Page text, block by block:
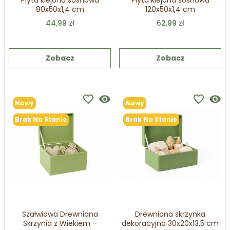
80x50x1,4 cm
44,99 zł
Zobacz
120x50x1,4 cm
62,99 zł
Zobacz
Nowy
Brak Na Stanie
visibility
favorite_border
Szałwiowa Drewniana
Skrzynia z Wiekiem –
Nowy
Brak Na Stanie
visibility
favorite_border
Drewniana skrzynka
dekoracyjna 30x20x13,5 cm